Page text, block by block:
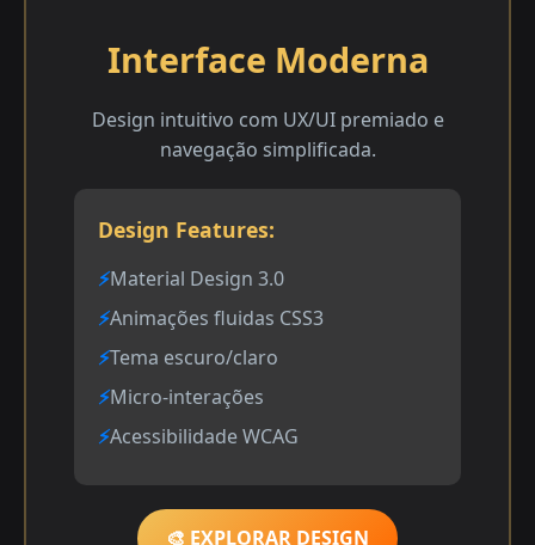
Interface Moderna
Design intuitivo com UX/UI premiado e
navegação simplificada.
Design Features:
Material Design 3.0
Animações fluidas CSS3
Tema escuro/claro
Micro-interações
Acessibilidade WCAG
🎨 EXPLORAR DESIGN